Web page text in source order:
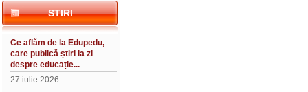
STIRI
Ce aflăm de la Edupedu,
care publică știri la zi
despre educație...
27 iulie 2026